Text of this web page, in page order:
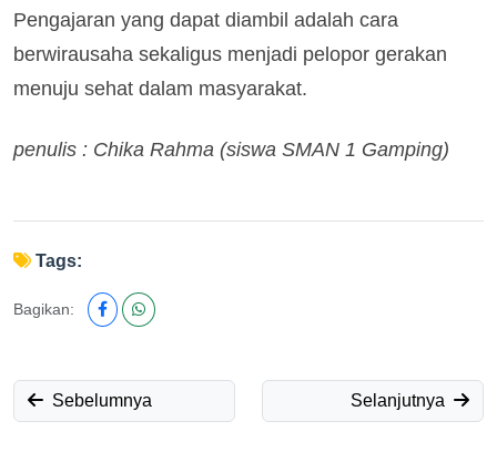
Pengajaran yang dapat diambil adalah cara
berwirausaha sekaligus menjadi pelopor gerakan
menuju sehat dalam masyarakat.
penulis : Chika Rahma (siswa SMAN 1 Gamping)
Tags:
Bagikan:
Sebelumnya Selanjutnya